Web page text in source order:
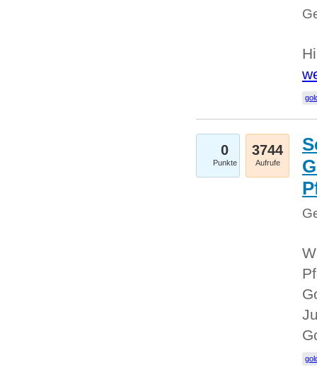
0
Punkte
3744
Aufrufe